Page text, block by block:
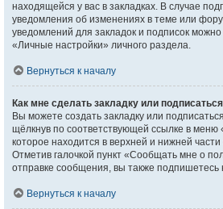
находящейся у вас в закладках. В случае
уведомления об изменениях в теме или
уведомлений для закладок и подписок можно
«Личные настройки» личного раздела.
Вернуться к началу
Как мне сделать закладку или
Вы можете создать закладку или
щёлкнув по соответствующей ссылке в меню
которое находится в верхней и нижней
Отметив галочкой пункт «Сообщать мне о
отправке сообщения, вы также подпишетесь
Вернуться к началу